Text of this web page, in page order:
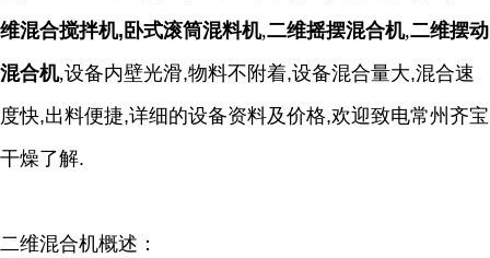
维混合搅拌机,卧式滚筒混料机,二维摇摆混合机,二维摆动
混合机,设备内壁光滑,物料不附着,设备混合量大,混合速
度快,出料便捷,详细的设备资料及价格,欢迎致电常州齐宝
干燥了解.
二维混合机概述：